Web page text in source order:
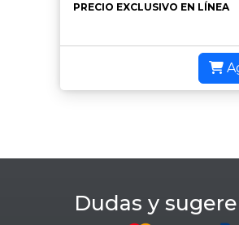
PRECIO EXCLUSIVO EN LÍNEA
Dudas y